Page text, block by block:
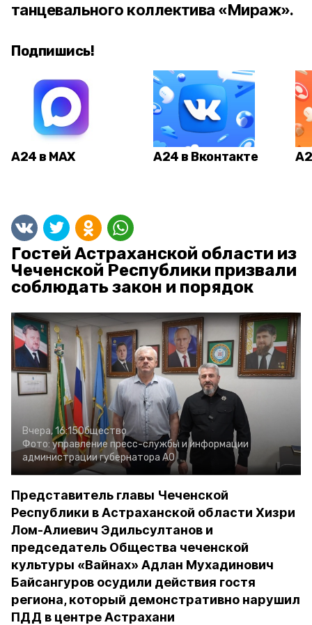
танцевального коллектива «Мираж».
Подпишись!
А24 в MAX А24 в Вконтакте
Гостей Астраханской области из
Чеченской Республики призвали
соблюдать закон и порядок
Вчера, 16:15Общество
Фото: управление пресс-службы и информации
администрации губернатора АО
Представитель главы Чеченской
Республики в Астраханской области Хизри
Лом-Алиевич Эдильсултанов и
председатель Общества чеченской
культуры «Вайнах» Адлан Мухадинович
Байсангуров осудили действия гостя
региона, который демонстративно нарушил
ПДД в центре Астрахани